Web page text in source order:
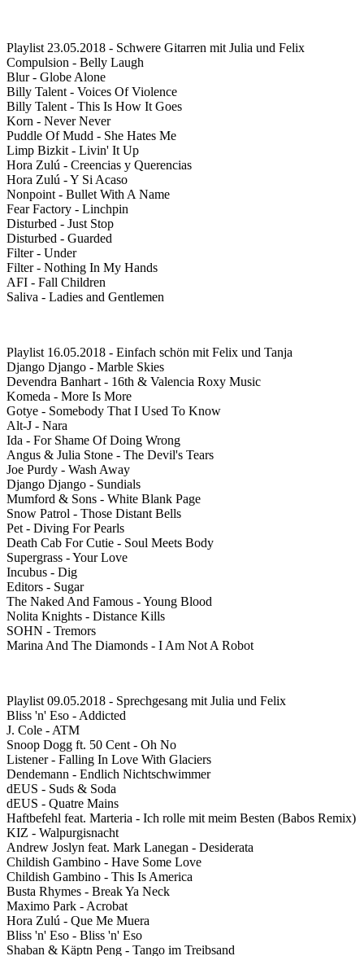
Playlist 23.05.2018 - Schwere Gitarren mit Julia und Felix
Compulsion - Belly Laugh
Blur - Globe Alone
Billy Talent - Voices Of Violence
Billy Talent - This Is How It Goes
Korn - Never Never
Puddle Of Mudd - She Hates Me
Limp Bizkit - Livin' It Up
Hora Zulú - Creencias y Querencias
Hora Zulú - Y Si Acaso
Nonpoint - Bullet With A Name
Fear Factory - Linchpin
Disturbed - Just Stop
Disturbed - Guarded
Filter - Under
Filter - Nothing In My Hands
AFI - Fall Children
Saliva - Ladies and Gentlemen
Playlist 16.05.2018 - Einfach schön mit Felix und Tanja
Django Django - Marble Skies
Devendra Banhart - 16th & Valencia Roxy Music
Komeda - More Is More
Gotye - Somebody That I Used To Know
Alt-J - Nara
Ida - For Shame Of Doing Wrong
Angus & Julia Stone - The Devil's Tears
Joe Purdy - Wash Away
Django Django - Sundials
Mumford & Sons - White Blank Page
Snow Patrol - Those Distant Bells
Pet - Diving For Pearls
Death Cab For Cutie - Soul Meets Body
Supergrass - Your Love
Incubus - Dig
Editors - Sugar
The Naked And Famous - Young Blood
Nolita Knights - Distance Kills
SOHN - Tremors
Marina And The Diamonds - I Am Not A Robot
Playlist 09.05.2018 - Sprechgesang mit Julia und Felix
Bliss 'n' Eso - Addicted
J. Cole - ATM
Snoop Dogg ft. 50 Cent - Oh No
Listener - Falling In Love With Glaciers
Dendemann - Endlich Nichtschwimmer
dEUS - Suds & Soda
dEUS - Quatre Mains
Haftbefehl feat. Marteria - Ich rolle mit meim Besten (Babos Remix)
KIZ - Walpurgisnacht
Andrew Joslyn feat. Mark Lanegan - Desiderata
Childish Gambino - Have Some Love
Childish Gambino - This Is America
Busta Rhymes - Break Ya Neck
Maximo Park - Acrobat
Hora Zulú - Que Me Muera
Bliss 'n' Eso - Bliss 'n' Eso
Shaban & Käptn Peng - Tango im Treibsand